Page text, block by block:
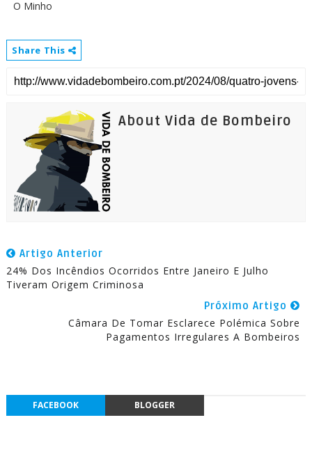
O Minho
Share This
About Vida de Bombeiro
Artigo Anterior
24% Dos Incêndios Ocorridos Entre Janeiro E Julho
Tiveram Origem Criminosa
Próximo Artigo
Câmara De Tomar Esclarece Polémica Sobre
Pagamentos Irregulares A Bombeiros
FACEBOOK BLOGGER